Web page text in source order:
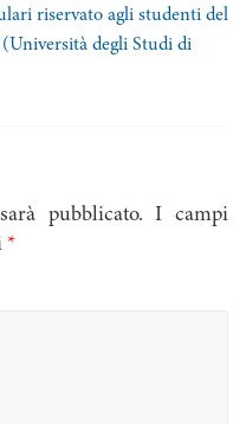
riservato agli studenti del
degli Studi di
pubblicato.
I campi
*